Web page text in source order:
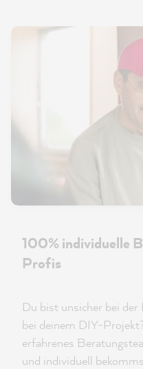
100% individuelle
Profis
Du bist unsicher bei
bei deinem DIY-
erfahrenes
und individuell